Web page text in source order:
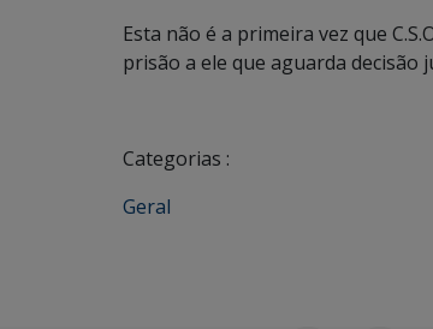
Esta não é a primeira vez que
prisão a ele que aguarda decisão
Categorias :
Geral